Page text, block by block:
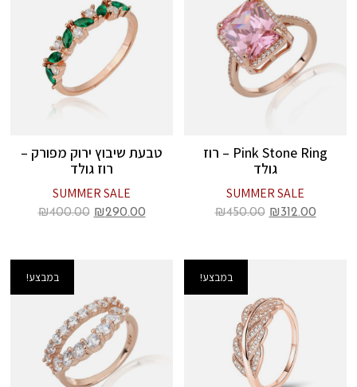
Pink Stone Ring – רוז
גולד
SUMMER SALE
₪312.00
₪450.00
טבעת שיבוץ ירוק מפורק –
רוז גולד
SUMMER SALE
₪290.00
₪400.00
במבצע! במבצע!